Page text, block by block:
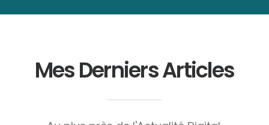
Mes Derniers Articles